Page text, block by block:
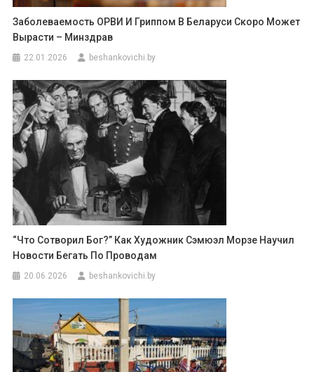
Заболеваемость ОРВИ И Гриппом В Беларуси Скоро Может
Вырасти – Минздрав
22.01.2026 beshankovichi.by
“Что Сотворил Бог?” Как Художник Сэмюэл Морзе Научил
Новости Бегать По Проводам
20.06.2026 beshankovichi.by